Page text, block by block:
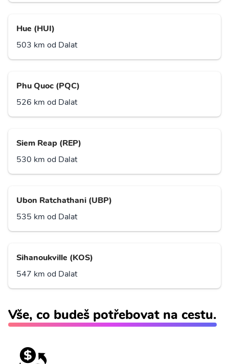
Hue (HUI)
503 km od Dalat
Phu Quoc (PQC)
526 km od Dalat
Siem Reap (REP)
530 km od Dalat
Ubon Ratchathani (UBP)
535 km od Dalat
Sihanoukville (KOS)
547 km od Dalat
Vše, co budeš potřebovat na cestu.